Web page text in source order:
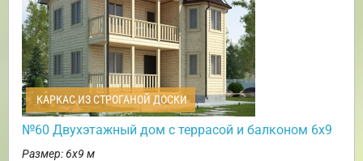
КАРКАС ИЗ СТРОГАНОЙ ДОСКИ
№60 Двухэтажный дом с террасой и балконом 6х9
Размер: 6х9 м